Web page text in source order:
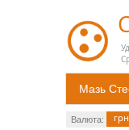
Валюта: грн